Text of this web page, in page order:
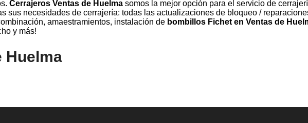
Cerrajeros Ventas de Huelma somos la mejor opción para el servicio de
sus necesidades de cerrajería: todas las actualizaciones de bloqueo /
amaestramientos, instalación de bombillos Fichet en Ventas de
y más!
Huelma